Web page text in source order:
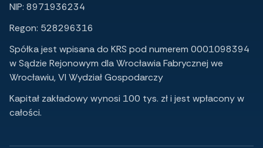
NIP: 8971936234
Regon: 528296316
Spółka jest wpisana do KRS pod numerem 0001098394
w Sądzie Rejonowym dla Wrocławia Fabrycznej we
Wrocławiu, VI Wydział Gospodarczy
Kapitał zakładowy wynosi 100 tys. zł i jest wpłacony w
całości.